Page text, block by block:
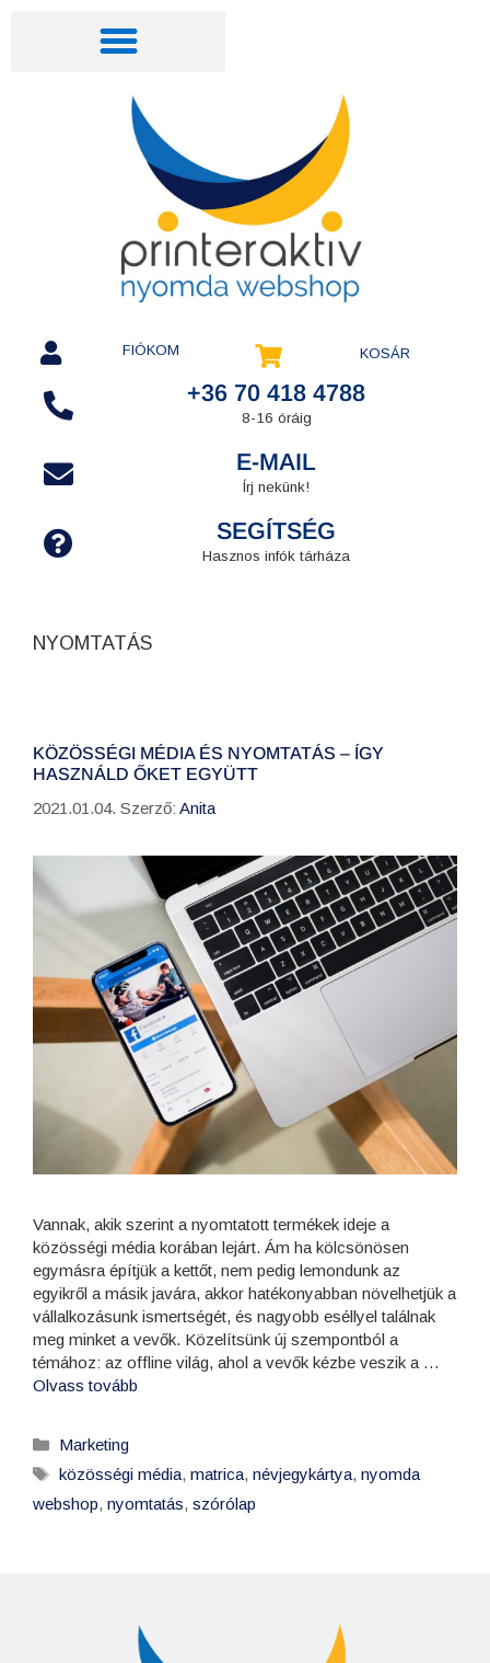
FIÓKOM KOSÁR
+36 70 418 4788
8-16 óráig
E-MAIL
Írj nekünk!
SEGÍTSÉG
Hasznos infók tárháza
NYOMTATÁS
KÖZÖSSÉGI MÉDIA ÉS NYOMTATÁS – ÍGY
HASZNÁLD ŐKET EGYÜTT
2021.01.04. Szerző: Anita
Vannak, akik szerint a nyomtatott termékek ideje a
közösségi média korában lejárt. Ám ha kölcsönösen
egymásra építjük a kettőt, nem pedig lemondunk az
egyikről a másik javára, akkor hatékonyabban növelhetjük a
vállalkozásunk ismertségét, és nagyobb eséllyel találnak
meg minket a vevők. Közelítsünk új szempontból a
témához: az offline világ, ahol a vevők kézbe veszik a …
Olvass tovább
Marketing
közösségi média, matrica, névjegykártya, nyomda
webshop, nyomtatás, szórólap